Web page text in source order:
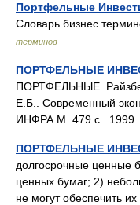
Портфельные
Словарь бизнес
терминов
ПОРТФЕЛЬНЫЕ
ПОРТФЕЛЬНЫЕ.
Е.Б.. Современный
ИНФРА М. 479 с..
ПОРТФЕЛЬНЫЕ
долгосрочные ценные
ценных бумаг; 2)
не могут обеспечить